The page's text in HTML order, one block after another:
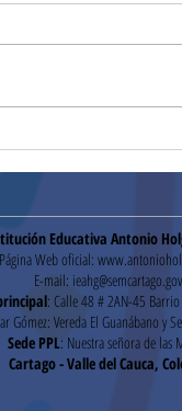
Institucionales
Educativa Antonio
Web oficial:
E-mail:
: Calle 48 # 2AN-45 Barrio
Gómez: Vereda El Guanábano y
Sede PPL: Nuestra señora de las
Cartago - Valle del Cauca,